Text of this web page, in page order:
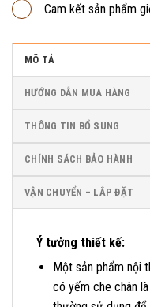
Cam kết sản phẩm
MÔ TẢ
HƯỚNG DẪN MUA HÀNG
THÔNG TIN BỔ SUNG
CHÍNH SÁCH BẢO HÀNH
VẬN CHUYỂN – LẮP ĐẶT
Ý tưởng thiết kế:
Một sản phẩm nội
có yếm che chân